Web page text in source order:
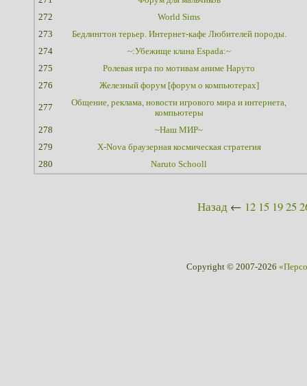
272
World Sims
273
Бедлингтон терьер. Интернет-кафе Любителей породы.
274
~:Убежище клана Espada:~
275
Ролевая игра по мотивам аниме Наруто
276
Железный форум [форум о компьютерах]
277
Общение, реклама, новости игрового мира и интернета,
компьютеры
278
~Наш МИР~
279
X-Nova браузерная космическая стратегия
280
Naruto Schooll
Назад ← 12 15 1925
Copyright © 2007-2026